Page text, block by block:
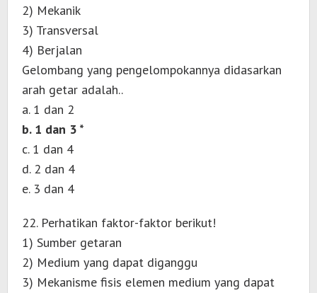
2) Mekanik
3) Transversal
4) Berjalan
Gelombang yang pengelompokannya didasarkan
arah getar adalah..
a. 1 dan 2
b. 1 dan 3 *
c. 1 dan 4
d. 2 dan 4
e. 3 dan 4
22. Perhatikan faktor-faktor berikut!
1) Sumber getaran
2) Medium yang dapat diganggu
3) Mekanisme fisis elemen medium yang dapat